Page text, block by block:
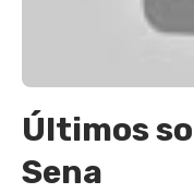
Últimos
Sena